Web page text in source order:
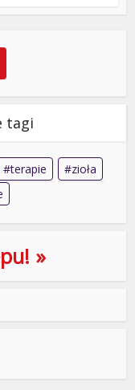
tagi
terapie
zioła
»